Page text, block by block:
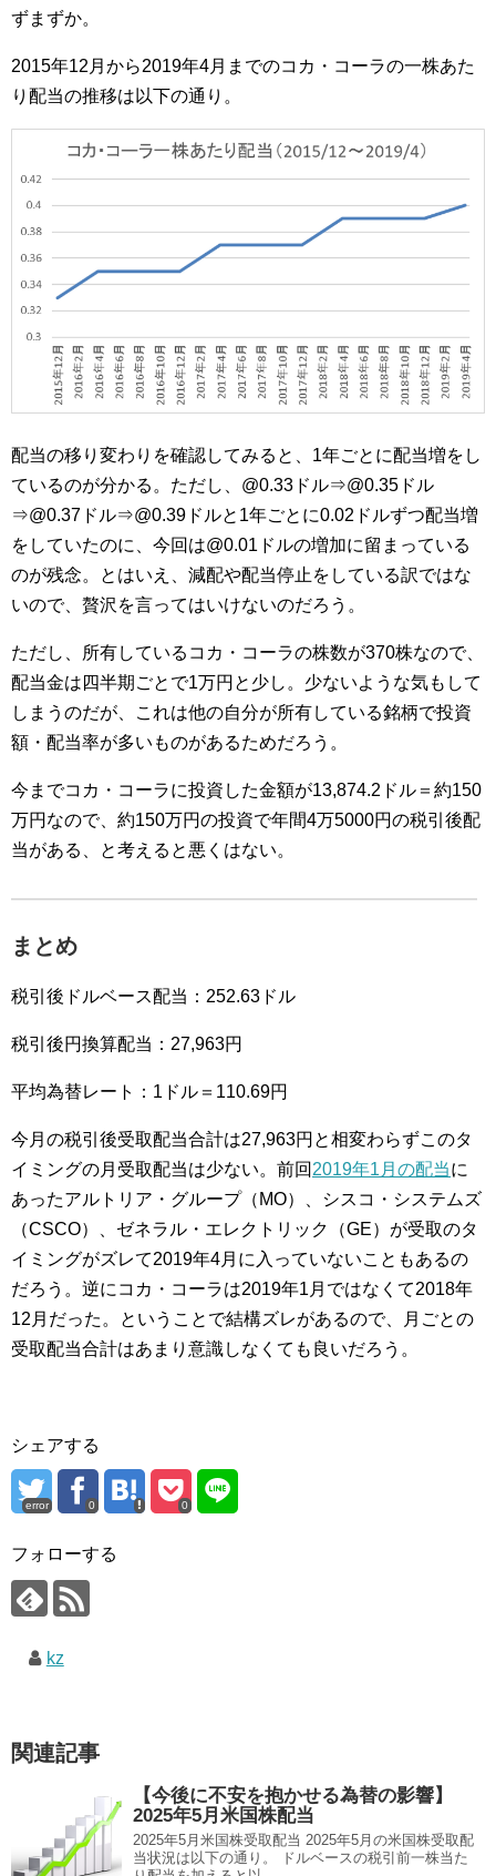
ずまずか。
2015年12月から2019年4月までのコカ・コーラの一株あた
り配当の推移は以下の通り。
配当の移り変わりを確認してみると、1年ごとに配当増をし
ているのが分かる。ただし、@0.33ドル⇒@0.35ドル
⇒@0.37ドル⇒@0.39ドルと1年ごとに0.02ドルずつ配当増
をしていたのに、今回は@0.01ドルの増加に留まっている
のが残念。とはいえ、減配や配当停止をしている訳ではな
いので、贅沢を言ってはいけないのだろう。
ただし、所有しているコカ・コーラの株数が370株なので、
配当金は四半期ごとで1万円と少し。少ないような気もして
しまうのだが、これは他の自分が所有している銘柄で投資
額・配当率が多いものがあるためだろう。
今までコカ・コーラに投資した金額が13,874.2ドル＝約150
万円なので、約150万円の投資で年間4万5000円の税引後配
当がある、と考えると悪くはない。
まとめ
税引後ドルベース配当：252.63ドル
税引後円換算配当：27,963円
平均為替レート：1ドル＝110.69円
今月の税引後受取配当合計は27,963円と相変わらずこのタ
イミングの月受取配当は少ない。前回 2019年1月の配当に
あったアルトリア・グループ（MO）、シスコ・システムズ
（CSCO）、ゼネラル・エレクトリック（GE）が受取のタ
イミングがズレて2019年4月に入っていないこともあるの
だろう。逆にコカ・コーラは2019年1月ではなくて2018年
12月だった。ということで結構ズレがあるので、月ごとの
受取配当合計はあまり意識しなくても良いだろう。
シェアする
error 0 0
フォローする
kz
関連記事
【今後に不安を抱かせる為替の影響】
2025年5月米国株配当
2025年5月米国株受取配当 2025年5月の米国株受取配
当状況は以下の通り。 ドルベースの税引前一株当た